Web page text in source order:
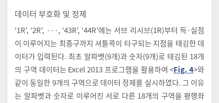
데이터 부호화 및 정제
‘1R’, ‘2R’, ···, ‘43R’, ‘44R’에는 서브 리시브(1R)부터 득·실점
이 이루어지는 최종구까지 셔틀콕이 타구되는 지점을 태깅한 데
이터가 입력된다. 최초 알파벳(9개)과 숫자(9개)로 태깅된 18개
의 구역 데이터는 Excel 2013 프로그램을 활용하여 <Fig. 4>와
같이 동일한 9개의 구역으로 데이터 정제를 실시하였다. 그 이유
는 알파벳과 숫자로 이루어진 서로 다른 18개의 구역을 평행좌